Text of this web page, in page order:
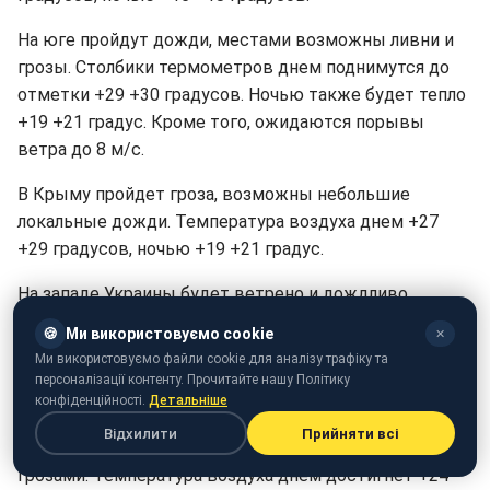
На юге пройдут дожди, местами возможны ливни и
грозы. Столбики термометров днем поднимутся до
отметки +29 +30 градусов. Ночью также будет тепло
+19 +21 градус. Кроме того, ожидаются порывы
ветра до 8 м/с.
В Крыму пройдет гроза, возможны небольшие
локальные дожди. Температура воздуха днем +27
+29 градусов, ночью +19 +21 градус.
На западе Украины будет ветрено и дождливо.
Синоптики прогнозируют ливни и грозы. Температура
воздуха днем составит +24 +26 градусов, в Ужгороде
до +27 градусов. Ночью от +16 до +18 градусов.
В центральной части страны пройдут дожди с
грозами. Температура воздуха днем достигнет +24
🍪 Ми використовуємо cookie ✕
Ми використовуємо файли cookie для аналізу трафіку та
персоналізації контенту. Прочитайте нашу Політику
конфіденційності. Детальніше
Відхилити Прийняти всі